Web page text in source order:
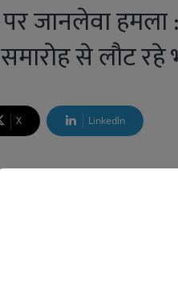
पर जानलेवा
से लौट
X LinkedIn
में एक शादी समारोह से लौट रहे
जेल भेज दिया है। घटना में एक किशोर
प्रार्थी मुर्तजरर पुषांक साहू ने थाना
ध्रुव के साथ ग्राम सुर्रा में एक
भखारा निवासी भीष्म उर्फ छोटू